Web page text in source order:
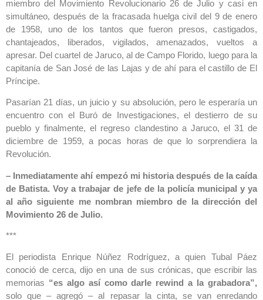
miembro del Movimiento Revolucionario 26 de Julio y casi en
simultáneo, después de la fracasada huelga civil del 9 de enero
de 1958, uno de los tantos que fueron presos, castigados,
chantajeados, liberados, vigilados, amenazados, vueltos a
apresar. Del cuartel de Jaruco, al de Campo Florido, luego para la
capitanía de San José de las Lajas y de ahí para el castillo de El
Príncipe.
Pasarían 21 días, un juicio y su absolución, pero le esperaría un
encuentro con el Buró de Investigaciones, el destierro de su
pueblo y finalmente, el regreso clandestino a Jaruco, el 31 de
diciembre de 1959, a pocas horas de que lo sorprendiera la
Revolución.
– Inmediatamente ahí empezó mi historia después de la caída
de Batista. Voy a trabajar de jefe de la policía municipal y ya
al año siguiente me nombran miembro de la dirección del
Movimiento 26 de Julio.
***
El periodista Enrique Núñez Rodríguez, a quien Tubal Páez
conoció de cerca, dijo en una de sus crónicas, que escribir las
memorias “es algo así como darle rewind a la grabadora”,
solo que – agregó – al repasar la cinta, se van enredando